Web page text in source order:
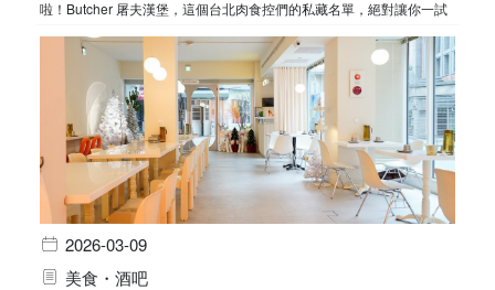
啦！Butcher 屠夫漢堡，這個台北肉食控們的私藏名單，絕對讓你一試
2026-03-09
美食・酒吧